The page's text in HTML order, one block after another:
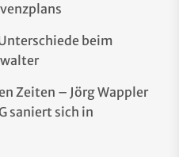
beim
Zeiten – Jörg Wappler
saniert sich in